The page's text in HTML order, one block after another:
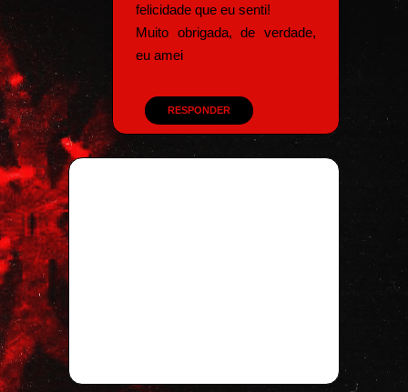
felicidade que eu senti!
Muito obrigada, de verdade,
eu amei
RESPONDER